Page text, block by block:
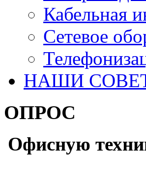
Кабельная
Сетевое
НАШИ
ОПРОС
Офисную